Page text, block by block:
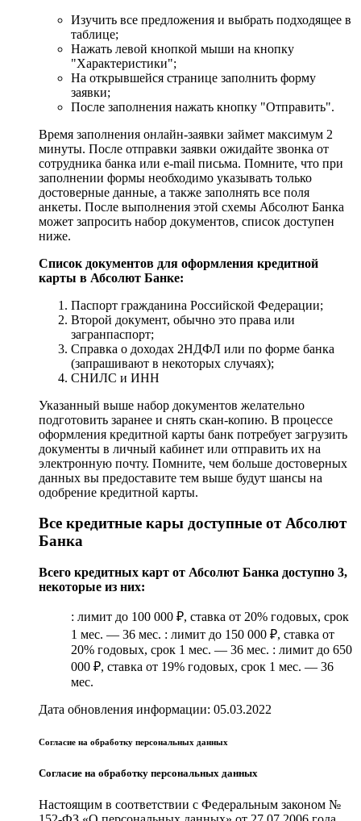
Изучить все предложения и выбрать подходящее в
таблице;
Нажать левой кнопкой мыши на кнопку
"Характеристики";
На открывшейся странице заполнить форму
заявки;
После заполнения нажать кнопку "Отправить".
Время заполнения онлайн-заявки займет максимум 2
минуты. После отправки заявки ожидайте звонка от
сотрудника банка или e-mail письма. Помните, что при
заполнении формы необходимо указывать только
достоверные данные, а также заполнять все поля
анкеты. После выполнения этой схемы Абсолют Банка
может запросить набор документов, список доступен
ниже.
Список документов для оформления кредитной
карты в Абсолют Банке:
Паспорт гражданина Российской Федерации;
Второй документ, обычно это права или
загранпаспорт;
Справка о доходах 2НДФЛ или по форме банка
(запрашивают в некоторых случаях);
СНИЛС и ИНН
Указанный выше набор документов желательно
подготовить заранее и снять скан-копию. В процессе
оформления кредитной карты банк потребует загрузить
документы в личный кабинет или отправить их на
электронную почту. Помните, чем больше достоверных
данных вы предоставите тем выше будут шансы на
одобрение кредитной карты.
Все кредитные кары доступные от Абсолют
Банка
Всего кредитных карт от Абсолют Банка доступно 3,
некоторые из них:
: лимит до 100 000 ₽, ставка от 20% годовых, срок
1 мес. — 36 мес. : лимит до 150 000 ₽, ставка от
20% годовых, срок 1 мес. — 36 мес. : лимит до 650
000 ₽, ставка от 19% годовых, срок 1 мес. — 36
мес.
Дата обновления информации: 05.03.2022
Согласие на обработку персональных данных
Согласие на обработку персональных данных
Настоящим в соответствии с Федеральным законом №